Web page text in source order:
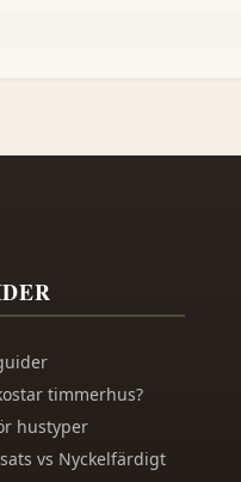
timmerhus?
hustyper
vs Nyckelfärdigt